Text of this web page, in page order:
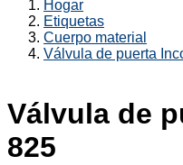
Hogar
Etiquetas
Cuerpo material
Válvula de puerta
Válvula de
825